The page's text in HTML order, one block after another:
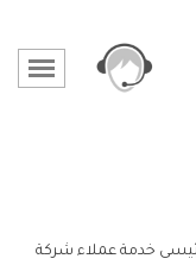
خدمة عملاء شركة